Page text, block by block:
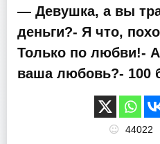
— Девушка, а вы
деньги?- Я что,
Только по любви!- А
ваша любовь?- 100
44022